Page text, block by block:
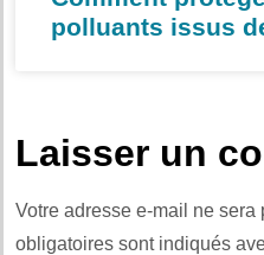
polluants issus
Laisser un
Votre adresse e-mail ne sera
obligatoires sont indiqués